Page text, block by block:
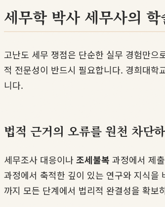
세무학 박사 세무사의
고난도 세무 쟁점은 단순한 실무 경험만
적 전문성이 반드시 필요합니다. 경희대학
니다.
법적 근거의 오류를 원천 차단
세무조사 대응이나조세불복 과정에서 제
과정에서 축적한 깊이 있는 연구와 지식을
까지 모든 단계에서 법리적 완결성을 확